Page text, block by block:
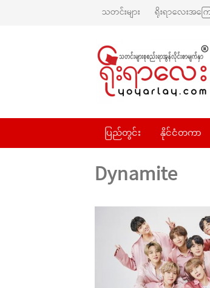
သတင်းများ ရိုးရာလေးအကြ
ပြည်တွင်း နိုင်ငံတကာ
Dynamite